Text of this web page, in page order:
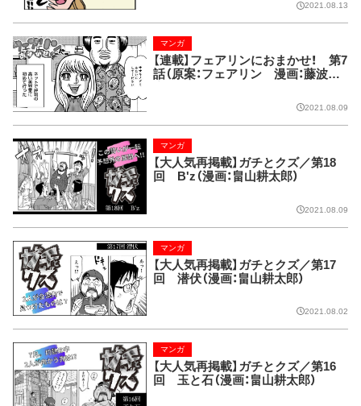
2021.08.13
【連載】フェアリンにおまかせ！ 第7
話（原案：フェアリン 漫画：藤波俊
マンガ
2021.08.09
【大人気再掲載】ガチとクズ／第18
回 B'z（漫画：畠山耕太郎）
マンガ
2021.08.09
【大人気再掲載】ガチとクズ／第17
回 潜伏（漫画：畠山耕太郎）
マンガ
2021.08.02
【大人気再掲載】ガチとクズ／第16
回 玉と石（漫画：畠山耕太郎）
マンガ